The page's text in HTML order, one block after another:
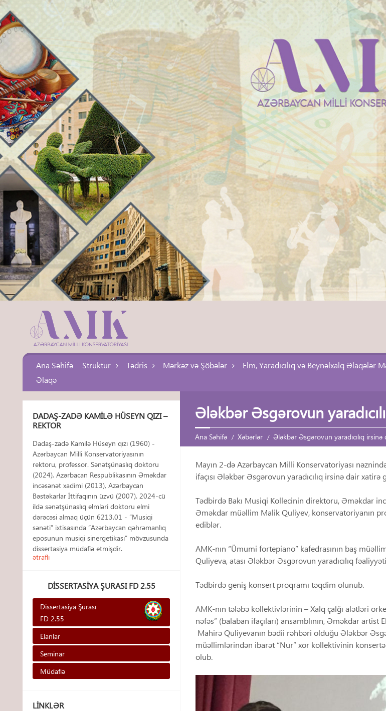
Ana Səhifə Struktur Tədris Mərkəz və Şöbələr Elm, Yaradıcılıq və Beynəlxalq Əlaqələr
Əlaqə
Ələkbər Əsgərovun
Ana Səhifə Xəbərlər Ələkbər Əsgərovun yaradıcılıq
Mayın 2-də Azərbaycan Milli Konservatoriyası
ifaçısı Ələkbər Əsgərovun yaradıcılıq irsinə dair xatirə
Tədbirdə Bakı Musiqi Kollecinin direktoru, Əməkdar
Əməkdar müəllim Malik Quliyev, konservatoriyanın
ediblər.
AMK-nın “Ümumi fortepiano” kafedrasının baş
Quliyeva, atası Ələkbər Əsgərovun yaradıcılıq
Tədbirdə geniş konsert proqramı təqdim olunub.
AMK-nın tələbə kollektivlərinin – Xalq çalğı alətləri
nəfəs” (balaban ifaçıları) ansamblının, Əməkdar
Mahirə Quliyevanın bədii rəhbəri olduğu Ələkbər
müəllimlərindən ibarət “Nur” xor kollektivinin konsertə
olub.
DADAŞ-ZADƏ KAMILƏ HÜSEYN QIZI –
REKTOR
Dadaş-zadə Kamilə Hüseyn qızı (1960) -
Azərbaycan Milli Konservatoriyasının
rektoru, professor. Sənətşünaslıq doktoru
(2024), Azərbacan Respublikasının Əməkdar
incəsənət xadimi (2013), Azərbaycan
Bəstəkarlar İttifaqının üzvü (2007). 2024-cü
ildə sənətşünaslıq elmləri doktoru elmi
dərəcəsi almaq üçün 6213.01 - “Musiqi
sənəti” ixtisasında “Azərbaycan qəhrəmanlıq
eposunun musiqi sinergetikası” mövzusunda
dissertasiya müdafiə etmişdir.
ətraflı
DISSERTASIYA ŞURASI FD 2.55
Dissertasiya Şurası
FD 2.55
Elanlar
Seminar
Müdafiə
LINKLƏR